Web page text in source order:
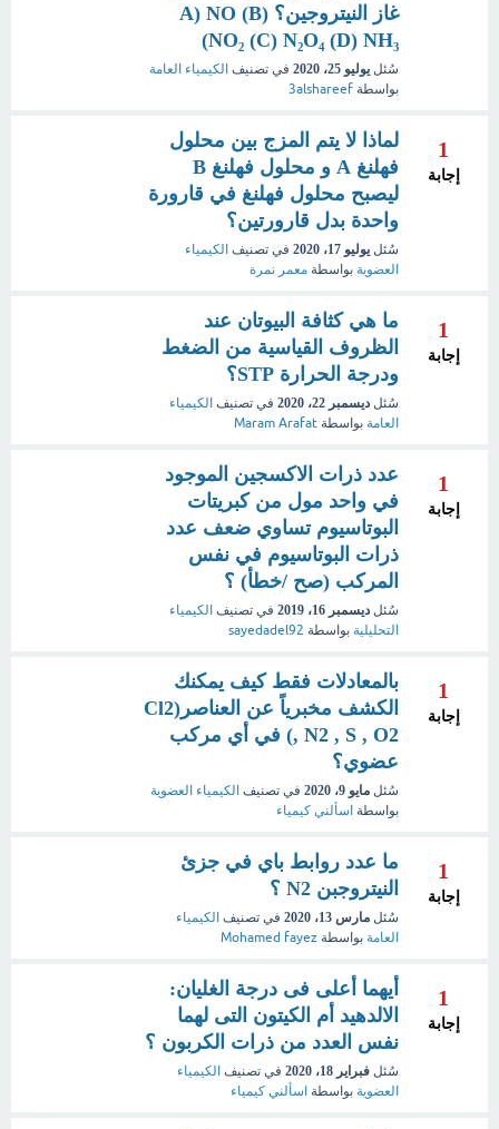
غاز النيتروجين؟ A) NO (B)
NO₂ (C) N₂O₄ (D) NH₃)
سُئل يوليو 25، 2020 في تصنيف الكيمياء العامة
بواسطة 3alshareef
1
إجابة
لماذا لا يتم المزج بين محلول
فهلنغ A و محلول فهلنغ B
ليصبح محلول فهلنغ في قارورة
واحدة بدل قارورتين؟
سُئل يوليو 17، 2020 في تصنيف الكيمياء
العضوية بواسطة معمر نمرة
1
إجابة
ما هي كثافة البيوتان عند
الظروف القياسية من الضغط
ودرجة الحرارة STP؟
سُئل ديسمبر 22، 2020 في تصنيف الكيمياء
العامة بواسطة Maram Arafat
1
إجابة
عدد ذرات الاكسجين الموجود
في واحد مول من كبريتات
البوتاسيوم تساوي ضعف عدد
ذرات البوتاسيوم في نفس
المركب (صح /خطأ) ؟
سُئل ديسمبر 16، 2019 في تصنيف الكيمياء
التحليلية بواسطة sayedadel92
1
إجابة
بالمعادلات فقط كيف يمكنك
الكشف مخبرياً عن العناصر(Cl2
, N2 , S , O2) في أي مركب
عضوي؟
سُئل مايو 9، 2020 في تصنيف الكيمياء العضوية
بواسطة اسألني كيمياء
1
إجابة
ما عدد روابط باي في جزئ
النيتروجبن N2 ؟
سُئل مارس 13، 2020 في تصنيف الكيمياء
العامة بواسطة Mohamed fayez
1
إجابة
أيهما أعلى فى درجة الغليان:
الالدهيد أم الكيتون التى لهما
نفس العدد من ذرات الكربون ؟
سُئل فبراير 18، 2020 في تصنيف الكيمياء
العضوية بواسطة اسألني كيمياء